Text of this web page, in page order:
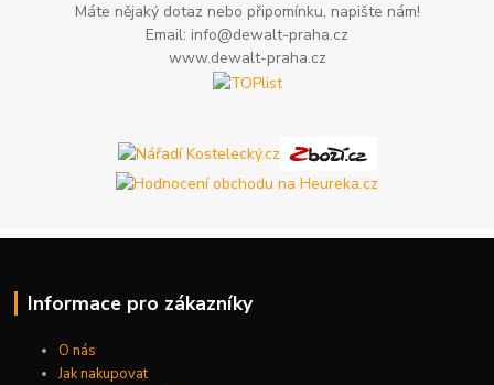
Máte nějaký dotaz nebo připomínku, napište nám!
Email: info@dewalt-praha.cz
www.dewalt-praha.cz
Informace pro zákazníky
O nás
Jak nakupovat